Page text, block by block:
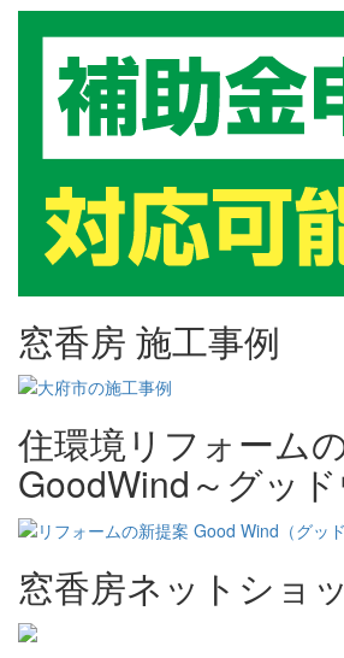
窓香房 施工事例
住環境リフォーム
GoodWind～グッ
窓香房ネットショ